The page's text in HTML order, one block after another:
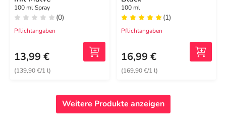
100 ml Spray
(0)
Pflichtangaben
13,99 €
(139,90 €/1 l)
100 ml
(1)
Pflichtangaben
16,99 €
(169,90 €/1 l)
Weitere Produkte anzeigen